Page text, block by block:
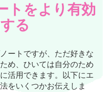
トをより有効
る
ートですが、ただ好きな
め、ひいては自分のため
活用できます。以下にエ
をいくつかお伝えしま